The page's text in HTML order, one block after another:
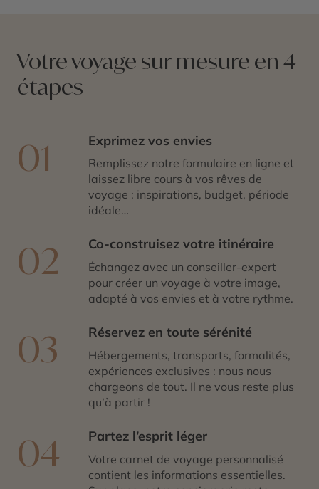
Votre voyage sur mesure en 4
étapes
01 Exprimez vos envies
Remplissez notre formulaire en ligne et
laissez libre cours à vos rêves de
voyage : inspirations, budget, période
idéale…
02 Co-construisez votre itinéraire
Échangez avec un conseiller-expert
pour créer un voyage à votre image,
adapté à vos envies et à votre rythme.
03 Réservez en toute sérénité
Hébergements, transports, formalités,
expériences exclusives : nous nous
chargeons de tout. Il ne vous reste plus
qu’à partir !
04 Partez l’esprit léger
Votre carnet de voyage personnalisé
contient les informations essentielles.